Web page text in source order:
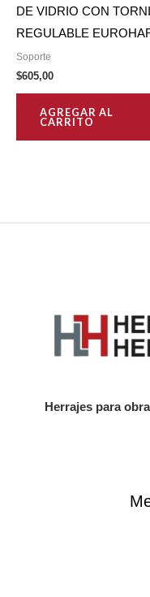
DE VIDRIO CON
REGULABLE
Soporte
$605,00
AGREGAR AL
CARRITO
Herrajes para